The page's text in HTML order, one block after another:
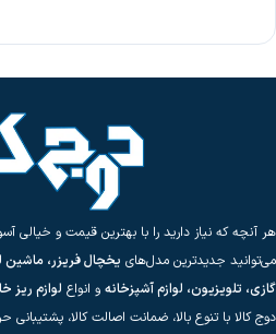
هر آنچه که نیاز دارید را با بهترین قیمت و خیالی
می‌توانید جدیدترین مدل‌های یخچال فریزر،
گازی، تلویزیون، لوازم آشپزخانه و انواع لوازم ریز
دوج کالا با تنوع بالا، ضمانت اصالت کالا، پشتیبانی